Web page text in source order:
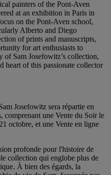
painters of the Pont-Aven
at an exhibition in Paris in
on the Pont-Aven school,
Alberto and Diego
of prints and manuscripts,
for art enthusiasts to
of Sam Josefowitz’s collection,
heart of this passionate collector
Josefowitz sera répartie en
comprenant une Vente du Soir le
octobre, et une Vente en ligne
profonde pour l'histoire de
collection qui englobe plus de
À bien des égards, la